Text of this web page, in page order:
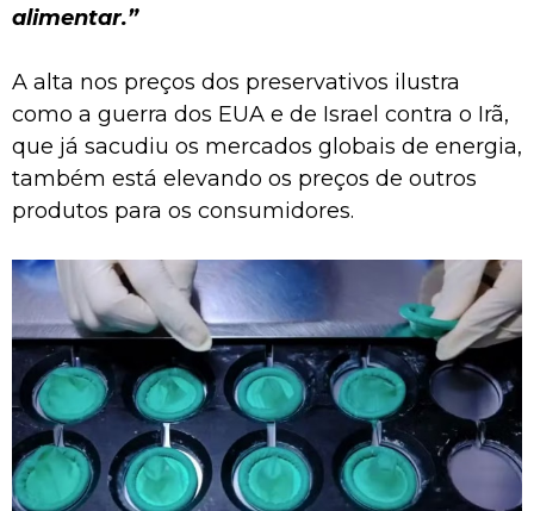
alimentar.”
A alta nos preços dos preservativos ilustra
como a guerra dos EUA e de Israel contra o Irã,
que já sacudiu os mercados globais de energia,
também está elevando os preços de outros
produtos para os consumidores.